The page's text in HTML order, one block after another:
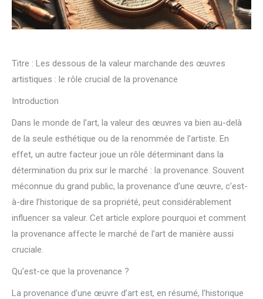
Titre : Les dessous de la valeur marchande des œuvres
artistiques : le rôle crucial de la provenance
Introduction
Dans le monde de l’art, la valeur des œuvres va bien au-delà
de la seule esthétique ou de la renommée de l’artiste. En
effet, un autre facteur joue un rôle déterminant dans la
détermination du prix sur le marché : la provenance. Souvent
méconnue du grand public, la provenance d’une œuvre, c’est-
à-dire l’historique de sa propriété, peut considérablement
influencer sa valeur. Cet article explore pourquoi et comment
la provenance affecte le marché de l’art de manière aussi
cruciale.
Qu’est-ce que la provenance ?
La provenance d’une œuvre d’art est, en résumé, l’historique